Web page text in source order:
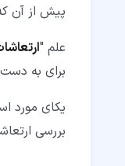
پیش از آن
علم "
برای به
یکای مورد
بررسی